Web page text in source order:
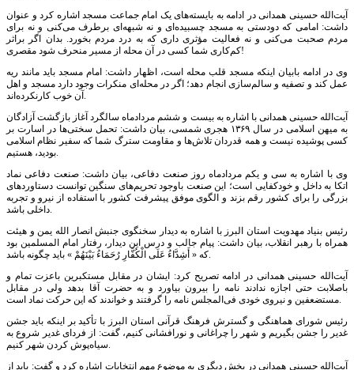
آیت‌الله حسینی همدانی در ادامه به بایسته‌های یک امام جماعت مسجد اشاره کرد و عنوان
داشت: امامی که دودستی به مسجد چسبیده‌ای و نه شبهه‌ای برطرف می‌کنی و نه برای
مردم صحبت می‌کنی و نه فعالیت مؤثری داری که به درد مردم بخورد. بدان اگر براثر
کم‌کاری شما کسی در آن محله از مسیر منحرف شود مقصری!
وی در ادامه بابیان اینکه مسجد قلب محله است، اظهار داشت: امام مسجد باید مانند ریه
عمل کند و تصفیه و سالم‌سازی انجام دهد؛ اگر در محله‌ای منکرات وجود دارد مسجد و اهل
آن خوب کارنکرده‌اند.
آیت‌الله حسینی همدانی با اشاره به بیست و ششم مردادماه سالگرد آغاز بازگشت آزادگان
به میهن اسلامی در سال ۱۳۶۹ هجری شمسی، بیان داشت: تحمل سختی‌ها در اسارت بر
کسی پوشیده نیست و همه قدردان تلاش‌ها و مقاومت سترگ شما که سفیر نظام اسلامی
بودید، هستیم.
وی با اشاره به سی و یکم مردادماه روز صنعت دفاعی، بیان داشت: صنعت دفاعی نماد
اتکا به داخل و خودکفایی است؛ این صنعت باوجود تحریم‌های سنگین توانست دستاوردهای
بزرگی را برای کشور رقم بزند و الگوی موفق پیشرفت کشور با استفاده از نیرو و تجربه
داخلی باشد.
رئیس بنیاد مهدویت استان البرز با اشاره به دیدار سخنگوی جنبش انصار الله یمن و هیئت
همراه با رهبر انقلاب، بیان داشت: پیام جالب و درس این دیدار، رفتار امام المسلمین بود
که « أَشِدَّاءُ عَلَى الْکُفَّارِ رُحَمَاءُ بَیْنَهُمْ » باید چگونه باشد.
آیت‌الله حسینی همدانی در ادامه تصریح کرد: ایشان در مقابل مستکبرین باعزت تمام و
باصلابت حتی اجازه ندادند نامه را بیرون بیاورد و به حضرت آقا بدهد ولی در مقابل
مستضعفین و نیروی خودی فی‌المجلس نامه را گرفتند و خواندند که این حرکت نماد است.
رئیس شورای هماهنگی و گسترش فرهنگ قرآنی استان البرز با تأکید بر اینکه باید جشن
غدیر را جشن بگیریم و شهر را چراغانی و نورافشانی کنیم، گفت: از فردای غدیر شروع به
سیاه‌پوش کردن شهر کنیم.
آیت‌الله حسینی همدانی در بخش دیگری به موضوع مهم انتخابات اشاره کرد و گفت: باید از